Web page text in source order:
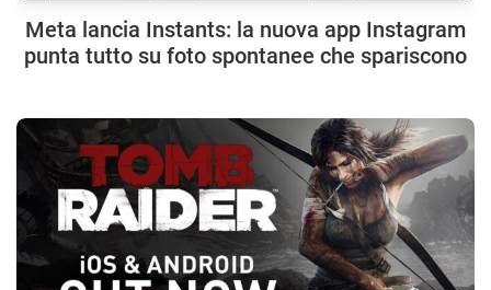
Meta lancia Instants: la nuova app Instagram
punta tutto su foto spontanee che spariscono